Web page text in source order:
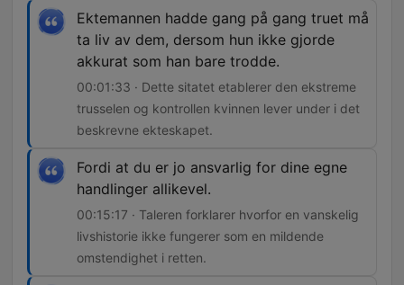
Ektemannen hadde gang på gang truet må
ta liv av dem, dersom hun ikke gjorde
akkurat som han bare trodde.
00:01:33 · Dette sitatet etablerer den ekstreme
trusselen og kontrollen kvinnen lever under i det
beskrevne ekteskapet.
Fordi at du er jo ansvarlig for dine egne
handlinger allikevel.
00:15:17 · Taleren forklarer hvorfor en vanskelig
livshistorie ikke fungerer som en mildende
omstendighet i retten.